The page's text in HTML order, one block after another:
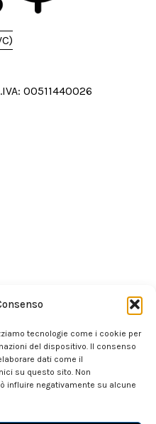
tecnologie come i cookie per
del dispositivo. Il consenso
dati come il
su questo sito. Non
influire negativamente su alcune
00511440026